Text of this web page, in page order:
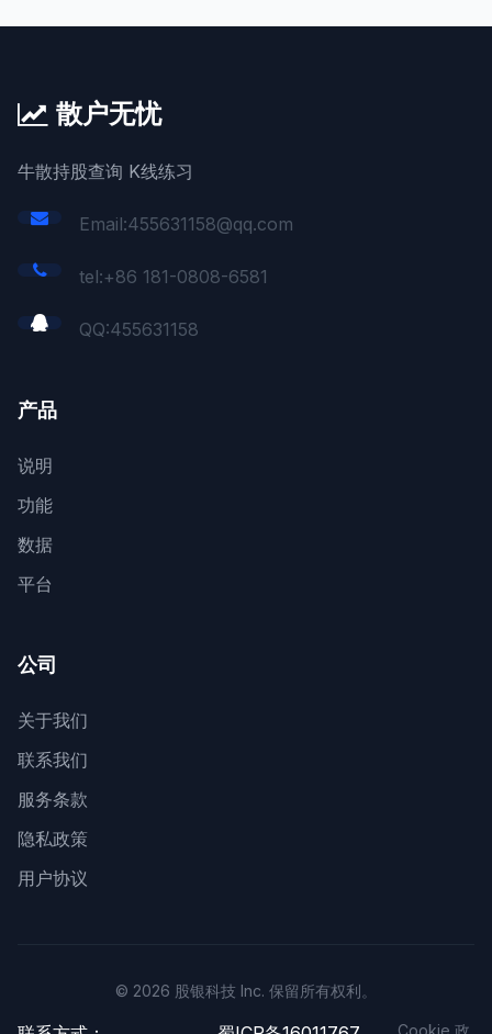
散户无忧
牛散持股查询 K线练习
Email:455631158@qq.com
tel:+86 181-0808-6581
QQ:455631158
产品
说明
功能
数据
平台
公司
关于我们
联系我们
服务条款
隐私政策
用户协议
© 2026 股银科技 Inc. 保留所有权利。
Cookie 政